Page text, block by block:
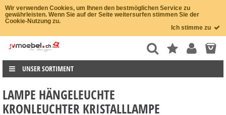
Wir verwenden Cookies, um Ihnen den bestmöglichen Service zu
gewährleisten. Wenn Sie auf der Seite weitersurfen stimmen Sie der
Cookie-Nutzung zu.
Ich stimme zu
UNSER SORTIMENT
LAMPE HÄNGELEUCHTE
KRONLEUCHTER KRISTALLLAMPE